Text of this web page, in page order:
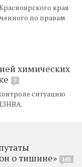
края
по правам
химических
7
ситуацию
о тишине»
145